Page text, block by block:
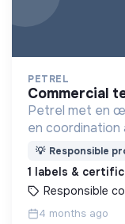
PETREL
commercial
Petrel met en
en
dans une
pour en finir
💡 Responsible
1 labels &
Responsible
4 months ago